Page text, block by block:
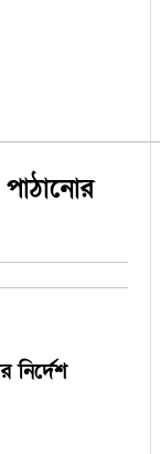
নির্দেশ